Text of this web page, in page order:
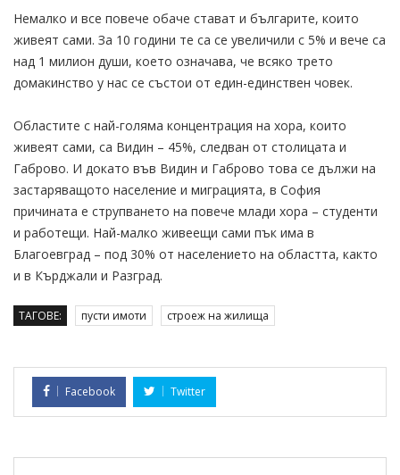
Немалко и все повече обаче стават и българите, които
живеят сами. За 10 години те са се увеличили с 5% и вече са
над 1 милион души, което означава, че всяко трето
домакинство у нас се състои от един-единствен човек.
Областите с най-голяма концентрация на хора, които
живеят сами, са Видин – 45%, следван от столицата и
Габрово. И докато във Видин и Габрово това се дължи на
застаряващото население и миграцията, в София
причината е струпването на повече млади хора – студенти
и работещи. Най-малко живеещи сами пък има в
Благоевград – под 30% от населението на областта, както
и в Кърджали и Разград.
ТАГОВЕ: пусти имоти строеж на жилища
Facebook Twitter